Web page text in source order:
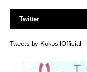
Twitter
Tweets by KokosilOfficial